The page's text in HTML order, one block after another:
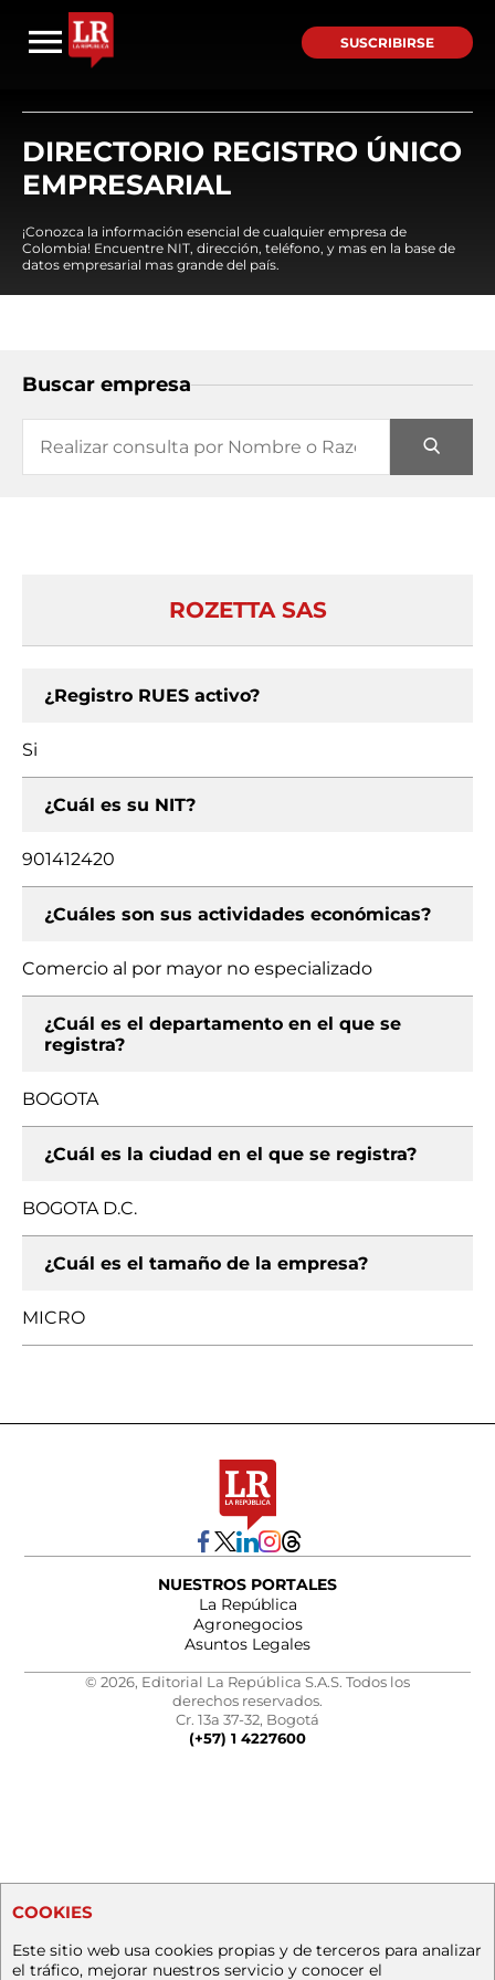
SUSCRIBIRSE
DIRECTORIO REGISTRO ÚNICO
EMPRESARIAL
¡Conozca la información esencial de cualquier empresa de
Colombia! Encuentre NIT, dirección, teléfono, y mas en la base de
datos empresarial mas grande del país.
Buscar empresa
ROZETTA SAS
¿Registro RUES activo?
Si
¿Cuál es su NIT?
901412420
¿Cuáles son sus actividades económicas?
Comercio al por mayor no especializado
¿Cuál es el departamento en el que se
registra?
BOGOTA
¿Cuál es la ciudad en el que se registra?
BOGOTA D.C.
¿Cuál es el tamaño de la empresa?
MICRO
NUESTROS PORTALES
La República
Agronegocios
Asuntos Legales
© 2026, Editorial La República S.A.S. Todos los
derechos reservados.
Cr. 13a 37-32, Bogotá
(+57) 1 4227600
COOKIES
Este sitio web usa cookies propias y de terceros para analizar
el tráfico, mejorar nuestros servicio y conocer el